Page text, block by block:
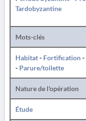
Tardobyzantine
Mots-clés
Habitat- Fortification-
- Parure/toilette
Nature de l'opération
Étude